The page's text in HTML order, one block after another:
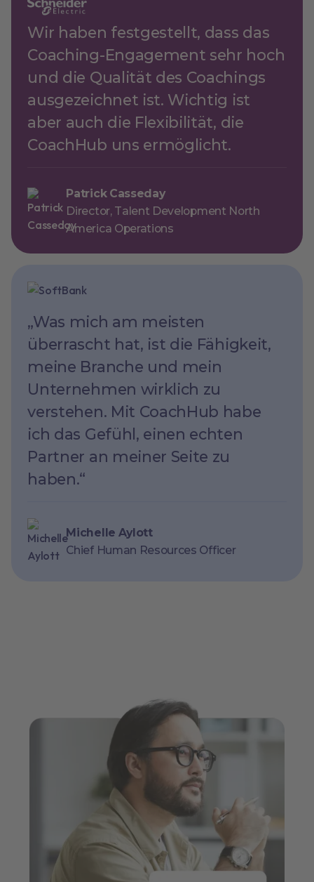
Wir haben festgestellt, dass das
Coaching-Engagement sehr hoch
und die Qualität des Coachings
ausgezeichnet ist. Wichtig ist
aber auch die Flexibilität, die
CoachHub uns ermöglicht.
Patrick Casseday
Director, Talent Development North
America Operations
„Was mich am meisten
überrascht hat, ist die Fähigkeit,
meine Branche und mein
Unternehmen wirklich zu
verstehen. Mit CoachHub habe
ich das Gefühl, einen echten
Partner an meiner Seite zu
haben.“
Michelle Aylott
Chief Human Resources Officer